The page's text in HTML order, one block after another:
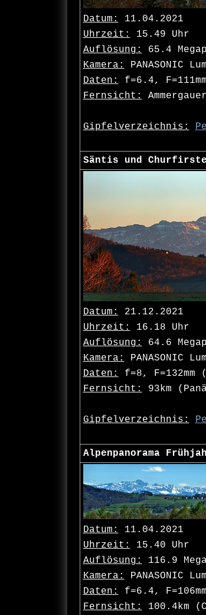
Datum:
11.04.2021
Uhrzeit:
15.49 Uhr
Auflösung:
65.4
Kamera:
PANASONIC
Daten:
f=6.4,
Fernsicht:
Gipfelverzeichnis:
Säntis und
Datum:
21.12.2021
Uhrzeit:
16.18 Uhr
Auflösung:
64.6
Kamera:
PANASONIC
Daten:
f=8,
Fernsicht:
93km
Gipfelverzeichnis:
Alpenpanorama
Datum:
11.04.2021
Uhrzeit:
15.40 Uhr
Auflösung:
116.9
Kamera:
PANASONIC
Daten:
f=6.4,
Fernsicht:
100.4km